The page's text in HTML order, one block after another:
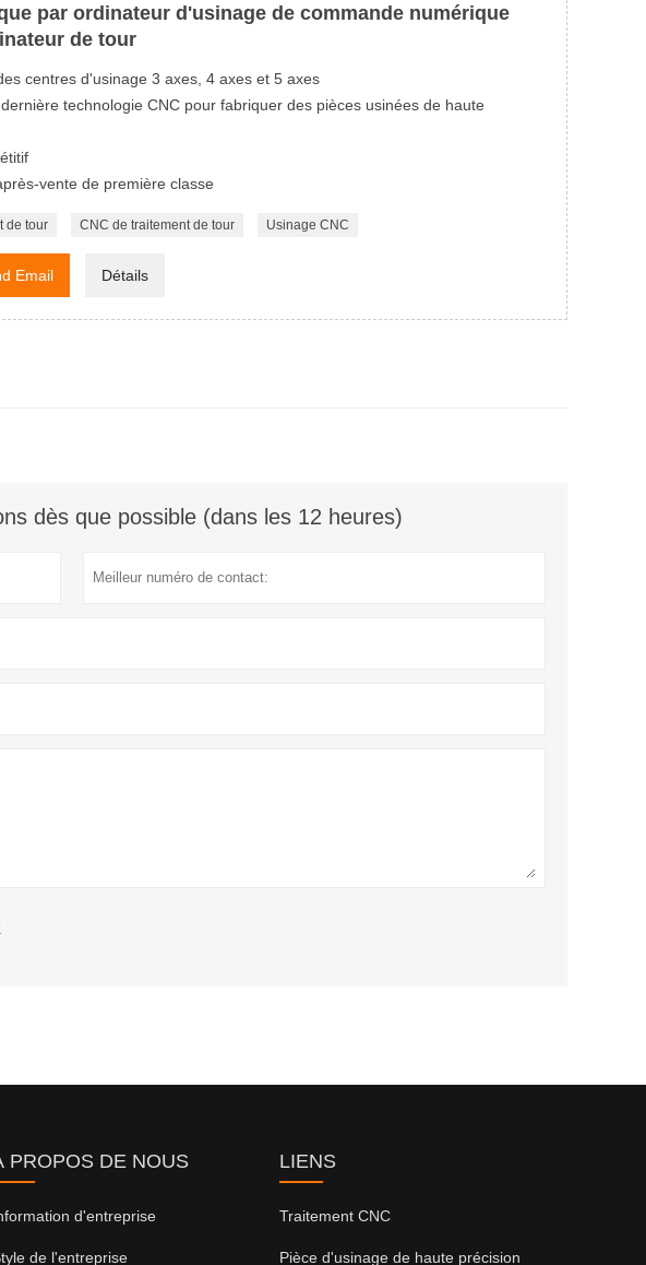
par ordinateur d'usinage de commande numérique
de tour
centres d'usinage 3 axes, 4 axes et 5 axes
technologie CNC pour fabriquer des pièces usinées de haute
vente de première classe
de tour CNC de traitement de tour Usinage CNC
Email Détails
dès que possible (dans les 12 heures)
PROPOS DE NOUS
d'entreprise
de l'entreprise
LIENS
Traitement CNC
Pièce d'usinage de haute précision